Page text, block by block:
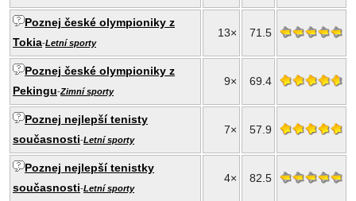
Poznej české olympioniky z
Tokia-Letní sporty
13× 71.5
Poznej české olympioniky z
Pekingu-Zimní sporty
9× 69.4
Poznej nejlepší tenisty
současnosti-Letní sporty
7× 57.9
Poznej nejlepší tenistky
současnosti-Letní sporty
4× 82.5